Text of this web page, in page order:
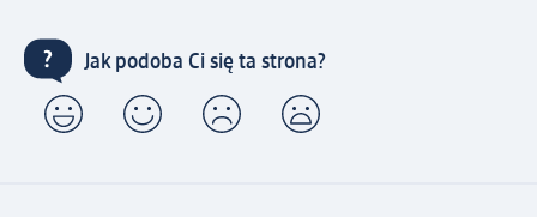
Jak podoba Ci się ta strona?